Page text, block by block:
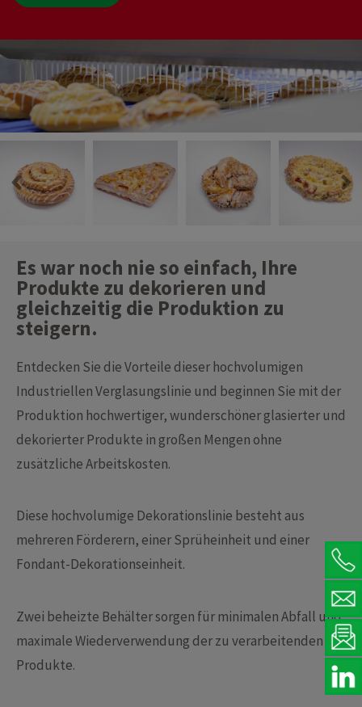
Es war noch nie so einfach, Ihre
Produkte zu dekorieren und
gleichzeitig die Produktion zu
steigern.
Entdecken Sie die Vorteile dieser hochvolumigen
Industriellen Verglasungslinie und beginnen Sie mit der
Produktion hochwertiger, wunderschöner glasierter und
dekorierter Produkte in großen Mengen ohne
zusätzliche Arbeitskosten.
Diese hochvolumige Dekorationslinie besteht aus
mehreren Förderern, einer Sprüheinheit und einer
Fondant-Dekorationseinheit.
Zwei beheizte Behälter sorgen für minimalen Abfall und
maximale Wiederverwendung der zu verarbeitenden
Produkte.